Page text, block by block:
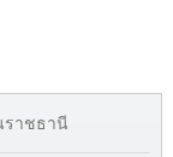
ราชธานี